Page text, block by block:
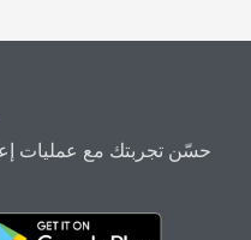
حسّن تجربتك مع عمليات